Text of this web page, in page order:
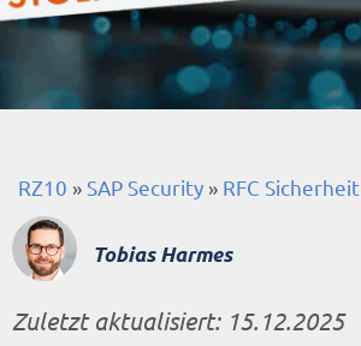
RZ10 » SAP Security » RFC Sicherheit
Tobias Harmes
Zuletzt aktualisiert: 15.12.2025